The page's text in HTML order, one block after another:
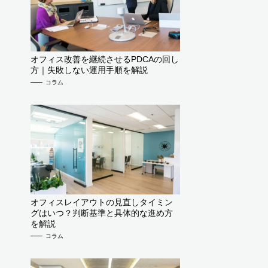
オフィス改善を継続させるPDCAの回し
方｜失敗しない運用手順を解説
コラム
オフィスレイアウトの見直しタイミン
グはいつ？判断基準と具体的な進め方
を解説
コラム